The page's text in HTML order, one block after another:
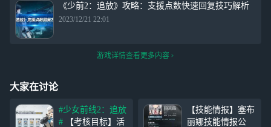
《少前2：追放》攻略：支援点数快速回复技巧解析
2023/12/21 22:01
游戏详情查看更多内容
大家在讨论
#少女前线2：追放
# 【考核目标】活
【技能情报】塞布
丽娜技能情报公